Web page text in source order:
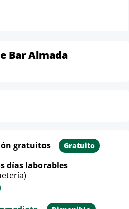
Bar Almada
gratuitos Gratuito
días laborables